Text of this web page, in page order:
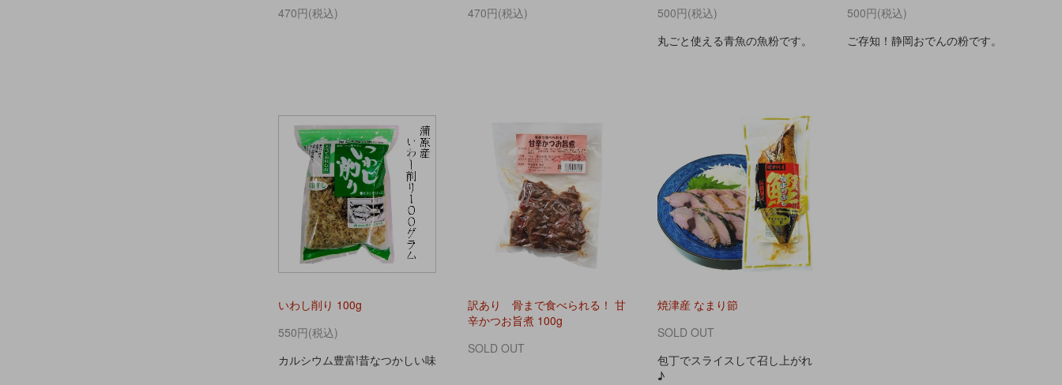
470円(税込)
470円(税込)
500円(税込)
丸ごと使える青魚の魚粉です。
500円(税込)
ご存知！静岡おでんの粉です。
いわし削り 100g
550円(税込)
カルシウム豊富!昔なつかしい味
訳あり 骨まで食べられる！ 甘
辛かつお旨煮 100g
SOLD OUT
焼津産 なまり節
SOLD OUT
包丁でスライスして召し上がれ
♪